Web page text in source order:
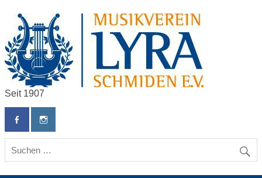
content
Musikverein Lyra Schmiden e.V.
Seit 1907